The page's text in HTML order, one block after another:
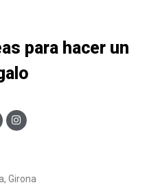
para hacer un
Girona